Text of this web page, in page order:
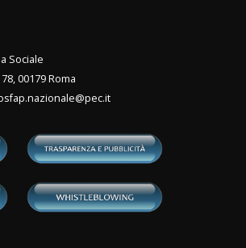
Sociale
00179 Roma